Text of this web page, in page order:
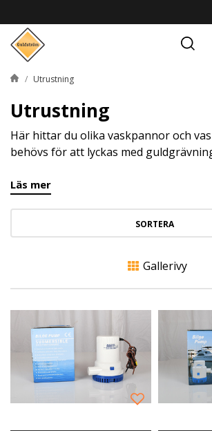
Utrustning
Utrustning
Här hittar du olika vaskpannor och
behövs för att lyckas med
Läs mer
SORTERA
Gallerivy